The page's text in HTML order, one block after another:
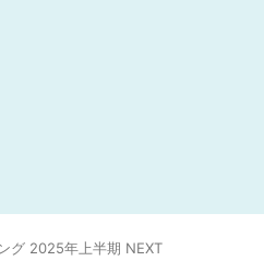
グ 2025年上半期 NEXT